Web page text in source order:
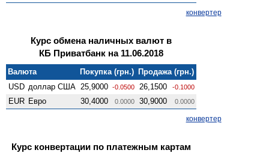
конвертер
Курс обмена наличных валют в
КБ Приватбанк на 11.06.2018
Валюта Покупка (грн.) Продажа (грн.)
USD доллар США 25,9000 -0.0500 26,1500 -0.1000
EUR Евро 30,4000 0.0000 30,9000 0.0000
конвертер
Курс конвертации по платежным картам